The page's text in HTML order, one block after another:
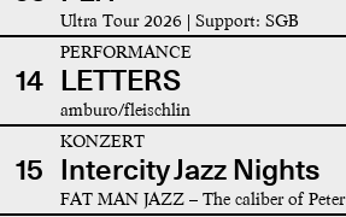
Ultra Tour 2026 | Support: SGB
14
PERFORMANCE
LETTERS
amburo/fleischlin
15
KONZERT
Intercity Jazz Nights
FAT MAN JAZZ – The caliber of